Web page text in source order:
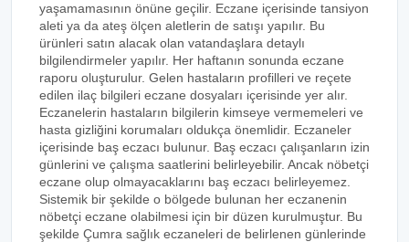
yaşamamasının önüne geçilir. Eczane içerisinde tansiyon
aleti ya da ateş ölçen aletlerin de satışı yapılır. Bu
ürünleri satın alacak olan vatandaşlara detaylı
bilgilendirmeler yapılır. Her haftanın sonunda eczane
raporu oluşturulur. Gelen hastaların profilleri ve reçete
edilen ilaç bilgileri eczane dosyaları içerisinde yer alır.
Eczanelerin hastaların bilgilerin kimseye vermemeleri ve
hasta gizliğini korumaları oldukça önemlidir. Eczaneler
içerisinde baş eczacı bulunur. Baş eczacı çalışanların izin
günlerini ve çalışma saatlerini belirleyebilir. Ancak nöbetçi
eczane olup olmayacaklarını baş eczacı belirleyemez.
Sistemik bir şekilde o bölgede bulunan her eczanenin
nöbetçi eczane olabilmesi için bir düzen kurulmuştur. Bu
şekilde Çumra sağlık eczaneleri de belirlenen günlerinde